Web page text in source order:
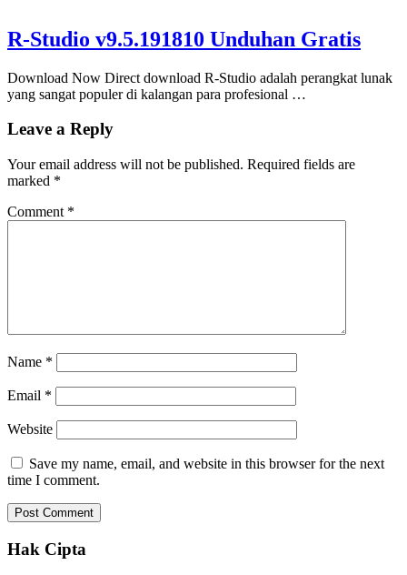
R-Studio v9.5.191810 Unduhan Gratis
Download Now Direct download R-Studio adalah perangkat lunak
yang sangat populer di kalangan para profesional …
Leave a Reply
Your email address will not be published. Required fields are
marked *
Comment *
Name *
Email *
Website
Save my name, email, and website in this browser for the next
time I comment.
Hak Cipta